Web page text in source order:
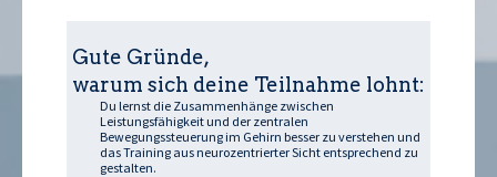
Gute Gründe,
warum sich deine Teilnahme lohnt:
Du lernst die Zusammenhänge zwischen
Leistungsfähigkeit und der zentralen
Bewegungssteuerung im Gehirn besser zu verstehen und
das Training aus neurozentrierter Sicht entsprechend zu
gestalten.